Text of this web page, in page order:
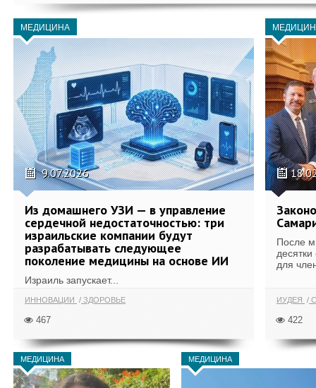
МЕДИЦИНА
9.07.2026
Из домашнего УЗИ — в управление
сердечной недостаточностью: три
израильские компании будут
разрабатывать следующее
поколение медицины на основе ИИ
Израиль запускает...
ИННОВАЦИИ ЗДОРОВЬЕ
467
После
для
ИУДЕЯ
422
МЕДИЦИНА МЕДИЦИНА